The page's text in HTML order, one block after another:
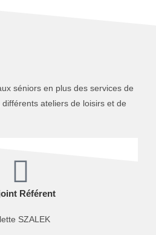
séniors en plus des services de
ateliers de loisirs et de
Référent
SZALEK